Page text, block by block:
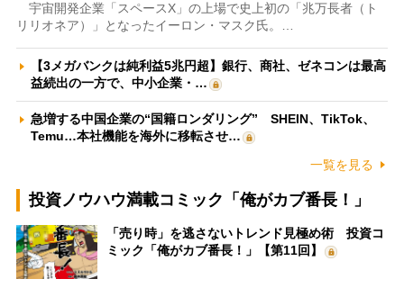
宇宙開発企業「スペースX」の上場で史上初の「兆万長者（ト
リリオネア）」となったイーロン・マスク氏。…
【3メガバンクは純利益5兆円超】銀行、商社、ゼネコンは最高
益続出の一方で、中小企業・…
急増する中国企業の“国籍ロンダリング” SHEIN、TikTok、
Temu…本社機能を海外に移転させ…
一覧を見る
投資ノウハウ満載コミック「俺がカブ番長！」
「売り時」を逃さないトレンド見極め術 投資コ
ミック「俺がカブ番長！」【第11回】